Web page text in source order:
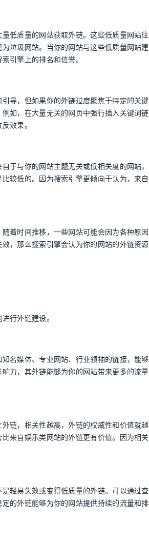
低质量的网站获取外链。这些低质量网站往
垃圾网站。当你的网站与这些低质量网站建
引擎上的排名和信誉。
导，但如果你的外链过度聚焦于特定的关键
如，在大量无关的网页中强行插入关键词链
效果。
于与你的网站主题无关或低相关度的网站，
较低的。因为搜索引擎更倾向于认为，来自
着时间推移，一些网站可能会因为各种原因
，那么搜索引擎会认为你的网站的外链资源
行外链建设。
名媒体、专业网站、行业领袖的链接，能够
力，其外链能够为你的网站带来更多的流量
链，相关性越高，外链的权威性和价值就越
来自娱乐类网站的外链更有价值。因为相关
轻易失效或变得低质量的外链。可以通过查
的外链能够为你的网站提供持续的流量和排